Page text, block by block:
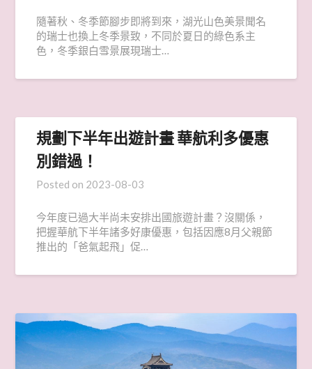
隨著秋、冬季節腳步即將到來，湖光山色美景聞名
的瑞士也換上冬季景致，不同於夏日的綠色系主
色，冬季銀白雪景展現瑞士…
規劃下半年出遊計畫 華航利多優惠
別錯過！
Posted on 2023-08-03
今年度已過大半尚未安排出國旅遊計畫？沒關係，
把握華航下半年諸多好康優惠，包括因應8月父親節
推出的「爸氣起飛」促…